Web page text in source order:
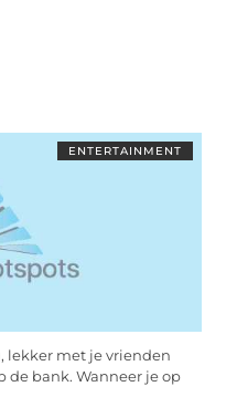
ENTERTAINMENT
lekker met je vrienden
de bank. Wanneer je op